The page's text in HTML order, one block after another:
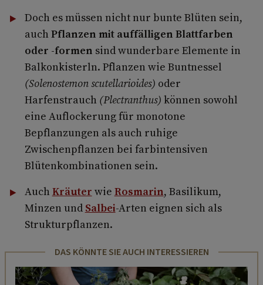
Doch es müssen nicht nur bunte Blüten sein,
auch Pflanzen mit auffälligen Blattfarben
oder -formen sind wunderbare Elemente in
Balkonkisterln. Pflanzen wie Buntnessel
(Solenostemon scutellarioides) oder
Harfenstrauch (Plectranthus) können sowohl
eine Auflockerung für monotone
Bepflanzungen als auch ruhige
Zwischenpflanzen bei farbintensiven
Blütenkombinationen sein.
Auch Kräuter wie Rosmarin, Basilikum,
Minzen und Salbei-Arten eignen sich als
Strukturpflanzen.
DAS KÖNNTE SIE AUCH INTERESSIEREN